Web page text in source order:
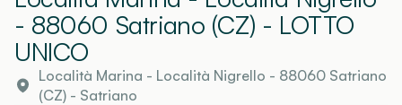
- 88060 Satriano (CZ) - LOTTO
UNICO
Località Marina - Località Nigrello - 88060 Satriano
(CZ)- Satriano